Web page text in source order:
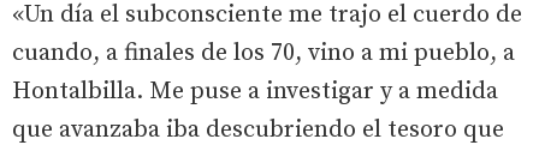
«Un día el subconsciente me trajo el cuerdo de
cuando, a finales de los 70, vino a mi pueblo, a
Hontalbilla. Me puse a investigar y a medida
que avanzaba iba descubriendo el tesoro que